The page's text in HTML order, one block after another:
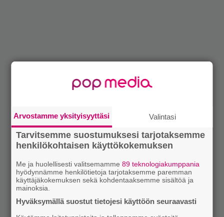
Arvostamme yksityisyyttäsi Valintasi
Tarvitsemme suostumuksesi tarjotaksemme
henkilökohtaisen käyttökokemuksen
Me ja huolellisesti valitsemamme89 teknologiakumppania
hyödynnämme henkilötietoja tarjotaksemme paremman
käyttäjäkokemuksen sekä kohdentaaksemme sisältöä ja
mainoksia.
Hyväksymällä suostut tietojesi käyttöön seuraavasti